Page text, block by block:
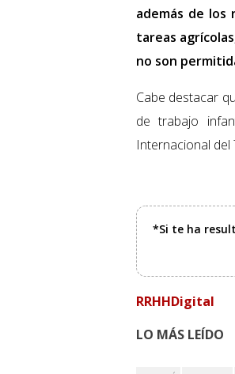
además de
tareas
no son
Cabe destacar
de trabajo
Internacional del
*Si te ha
RRHHDigital
LO MÁS LEÍDO